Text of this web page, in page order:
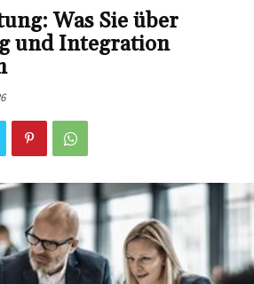
Was Sie über
und Integration